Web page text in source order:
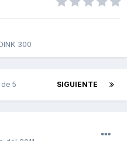
300
SIGUIENTE
5